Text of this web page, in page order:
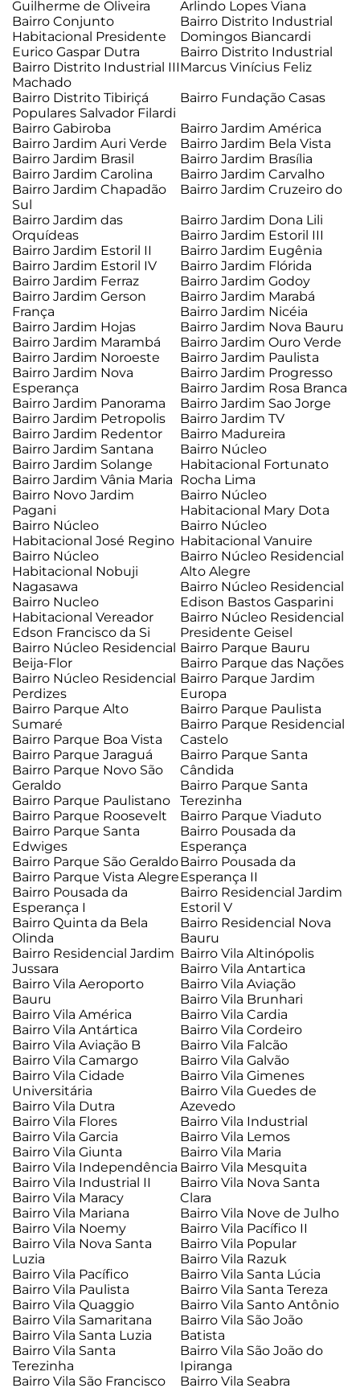
Guilherme de Oliveira
Arlindo Lopes Viana
Bairro Conjunto
Habitacional Presidente
Eurico Gaspar Dutra
Bairro Distrito Industrial
Domingos Biancardi
Bairro Distrito Industrial III
Bairro Distrito Industrial
Marcus Vinícius Feliz
Machado
Bairro Distrito Tibiriçá
Bairro Fundação Casas
Populares Salvador Filardi
Bairro Gabiroba
Bairro Jardim América
Bairro Jardim Auri Verde
Bairro Jardim Bela Vista
Bairro Jardim Brasil
Bairro Jardim Brasília
Bairro Jardim Carolina
Bairro Jardim Carvalho
Bairro Jardim Chapadão
Bairro Jardim Cruzeiro do
Sul
Bairro Jardim das
Orquídeas
Bairro Jardim Dona Lili
Bairro Jardim Estoril II
Bairro Jardim Estoril III
Bairro Jardim Estoril IV
Bairro Jardim Eugênia
Bairro Jardim Ferraz
Bairro Jardim Flórida
Bairro Jardim Gerson
França
Bairro Jardim Godoy
Bairro Jardim Hojas
Bairro Jardim Marabá
Bairro Jardim Marambá
Bairro Jardim Nicéia
Bairro Jardim Noroeste
Bairro Jardim Nova Bauru
Bairro Jardim Nova
Esperança
Bairro Jardim Ouro Verde
Bairro Jardim Panorama
Bairro Jardim Paulista
Bairro Jardim Petropolis
Bairro Jardim Progresso
Bairro Jardim Redentor
Bairro Jardim Rosa Branca
Bairro Jardim Santana
Bairro Jardim Sao Jorge
Bairro Jardim Solange
Bairro Jardim TV
Bairro Jardim Vânia Maria
Bairro Madureira
Bairro Novo Jardim
Pagani
Bairro Núcleo
Habitacional Fortunato
Rocha Lima
Bairro Núcleo
Habitacional José Regino
Bairro Núcleo
Habitacional Mary Dota
Bairro Núcleo
Habitacional Nobuji
Nagasawa
Bairro Núcleo
Habitacional Vanuire
Bairro Nucleo
Habitacional Vereador
Edson Francisco da Si
Bairro Núcleo Residencial
Alto Alegre
Bairro Núcleo Residencial
Beija-Flor
Bairro Núcleo Residencial
Edison Bastos Gasparini
Bairro Núcleo Residencial
Perdizes
Bairro Núcleo Residencial
Presidente Geisel
Bairro Parque Alto
Sumaré
Bairro Parque Bauru
Bairro Parque Boa Vista
Bairro Parque das Nações
Bairro Parque Jaraguá
Bairro Parque Jardim
Europa
Bairro Parque Novo São
Geraldo
Bairro Parque Paulista
Bairro Parque Paulistano
Bairro Parque Residencial
Castelo
Bairro Parque Roosevelt
Bairro Parque Santa
Cândida
Bairro Parque Santa
Edwiges
Bairro Parque Santa
Terezinha
Bairro Parque São Geraldo
Bairro Parque Viaduto
Bairro Parque Vista Alegre
Bairro Pousada da
Esperança
Bairro Pousada da
Esperança I
Bairro Pousada da
Esperança II
Bairro Quinta da Bela
Olinda
Bairro Residencial Jardim
Estoril V
Bairro Residencial Jardim
Jussara
Bairro Residencial Nova
Bauru
Bairro Vila Aeroporto
Bauru
Bairro Vila Altinópolis
Bairro Vila América
Bairro Vila Antartica
Bairro Vila Antártica
Bairro Vila Aviação
Bairro Vila Aviação B
Bairro Vila Brunhari
Bairro Vila Camargo
Bairro Vila Cardia
Bairro Vila Cidade
Universitária
Bairro Vila Cordeiro
Bairro Vila Dutra
Bairro Vila Falcão
Bairro Vila Flores
Bairro Vila Galvão
Bairro Vila Garcia
Bairro Vila Gimenes
Bairro Vila Giunta
Bairro Vila Guedes de
Azevedo
Bairro Vila Independência
Bairro Vila Industrial
Bairro Vila Industrial II
Bairro Vila Lemos
Bairro Vila Maracy
Bairro Vila Maria
Bairro Vila Mariana
Bairro Vila Mesquita
Bairro Vila Noemy
Bairro Vila Nova Santa
Clara
Bairro Vila Nova Santa
Luzia
Bairro Vila Nove de Julho
Bairro Vila Pacífico
Bairro Vila Pacífico II
Bairro Vila Paulista
Bairro Vila Popular
Bairro Vila Quaggio
Bairro Vila Razuk
Bairro Vila Samaritana
Bairro Vila Santa Lúcia
Bairro Vila Santa Luzia
Bairro Vila Santa Tereza
Bairro Vila Santa
Terezinha
Bairro Vila Santo Antônio
Bairro Vila São Francisco
Bairro Vila São João
Batista
Bairro Vila São João do
Ipiranga
Bairro Vila Seabra